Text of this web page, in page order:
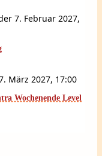
7. Februar 2027,
März 2027, 17:00
Wochenende Level